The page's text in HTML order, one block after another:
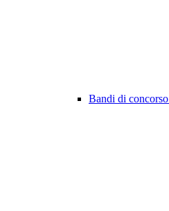
Bandi di concorso